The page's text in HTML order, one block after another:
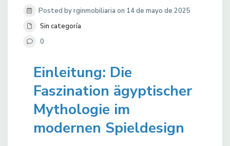
Posted by rginmobiliaria on 14 de mayo de 2025
Sin categoría
0
Einleitung: Die
Faszination ägyptischer
Mythologie im
modernen Spieldesign